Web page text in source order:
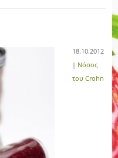
18.10.2012
| Νόσος
του Crohn